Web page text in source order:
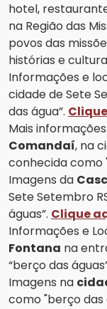
hotel,
na Região das
povos das
histórias e
Informações e
cidade de Sete
das água”.
Mais
Comandaí, na
conhecida como
Imagens da
Sete Setembro
águas”. Clique
Informações e
Fontana na
“berço das
Imagens na
como "berço das